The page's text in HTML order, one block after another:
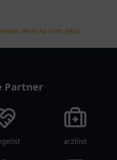
(klicke für mehr Infos)
Partner
arztlist